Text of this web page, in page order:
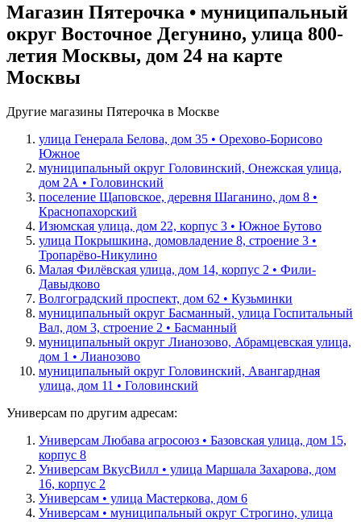
Магазин Пятерочка • муниципальный
округ Восточное Дегунино, улица 800-
летия Москвы, дом 24 на карте
Москвы
Другие магазины Пятерочка в Москве
улица Генерала Белова, дом 35 • Орехово-Борисово
Южное
муниципальный округ Головинский, Онежская улица,
дом 2А • Головинский
поселение Щаповское, деревня Шаганино, дом 8 •
Краснопахорский
Изюмская улица, дом 22, корпус 3 • Южное Бутово
улица Покрышкина, домовладение 8, строение 3 •
Тропарёво-Никулино
Малая Филёвская улица, дом 14, корпус 2 • Фили-
Давыдково
Волгоградский проспект, дом 62 • Кузьминки
муниципальный округ Басманный, улица Госпитальный
Вал, дом 3, строение 2 • Басманный
муниципальный округ Лианозово, Абрамцевская улица,
дом 1 • Лианозово
муниципальный округ Головинский, Авангардная
улица, дом 11 • Головинский
Универсам по другим адресам:
Универсам Любава агросоюз • Базовская улица, дом 15,
корпус 8
Универсам ВкусВилл • улица Маршала Захарова, дом
16, корпус 2
Универсам • улица Мастеркова, дом 6
Универсам • муниципальный округ Строгино, улица